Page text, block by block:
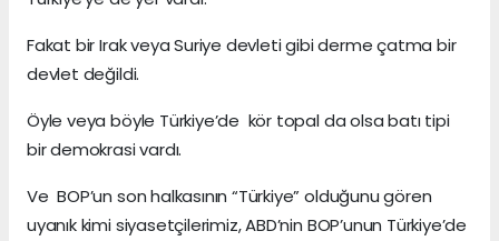
Fakat bir Irak veya Suriye devleti gibi derme çatma bir
devlet değildi.
Öyle veya böyle Türkiye’de kör topal da olsa batı tipi
bir demokrasi vardı.
Ve BOP’un son halkasının “Türkiye” olduğunu gören
uyanık kimi siyasetçilerimiz, ABD’nin BOP’unun Türkiye’de